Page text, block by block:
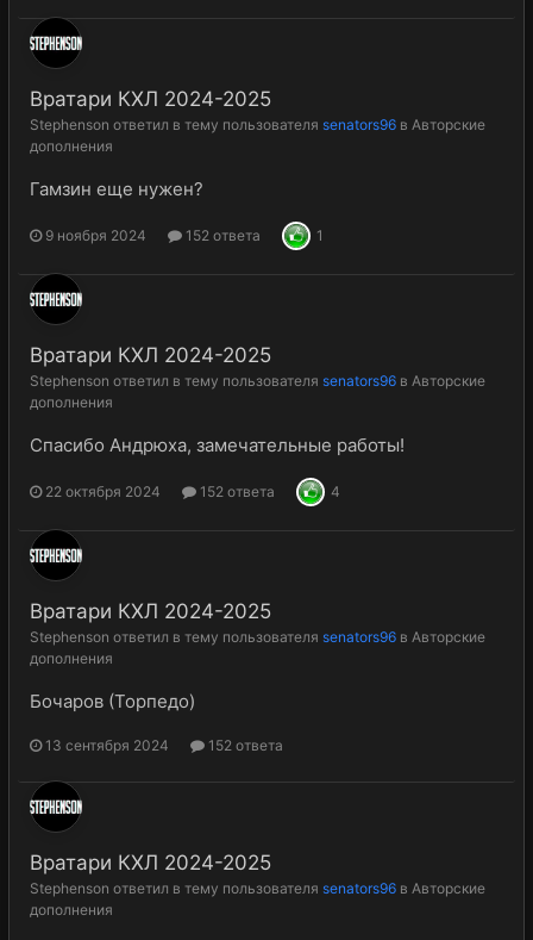
Вратари КХЛ 2024-2025
Stephenson ответил в тему пользователя senators96 в Авторские
дополнения
Гамзин еще нужен?
9 ноября 2024 152 ответа 1
Вратари КХЛ 2024-2025
Stephenson ответил в тему пользователя senators96 в Авторские
дополнения
Спасибо Андрюха, замечательные работы!
22 октября 2024 152 ответа 4
Вратари КХЛ 2024-2025
Stephenson ответил в тему пользователя senators96 в Авторские
дополнения
Бочаров (Торпедо)
13 сентября 2024 152 ответа
Вратари КХЛ 2024-2025
Stephenson ответил в тему пользователя senators96 в Авторские
дополнения